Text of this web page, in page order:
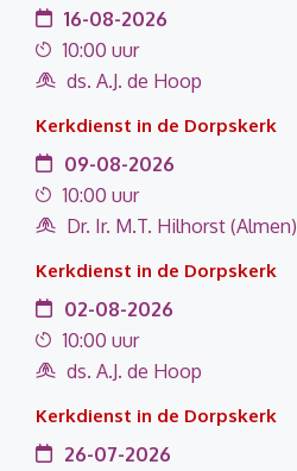
16-08-2026
10:00 uur
ds. A.J. de Hoop
Kerkdienst in de Dorpskerk
09-08-2026
10:00 uur
Dr. Ir. M.T. Hilhorst (Almen)
Kerkdienst in de Dorpskerk
02-08-2026
10:00 uur
ds. A.J. de Hoop
Kerkdienst in de Dorpskerk
26-07-2026